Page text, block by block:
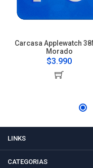
Carcasa Applewatch
Morado
$3.990
LINKS
CATEGORIAS